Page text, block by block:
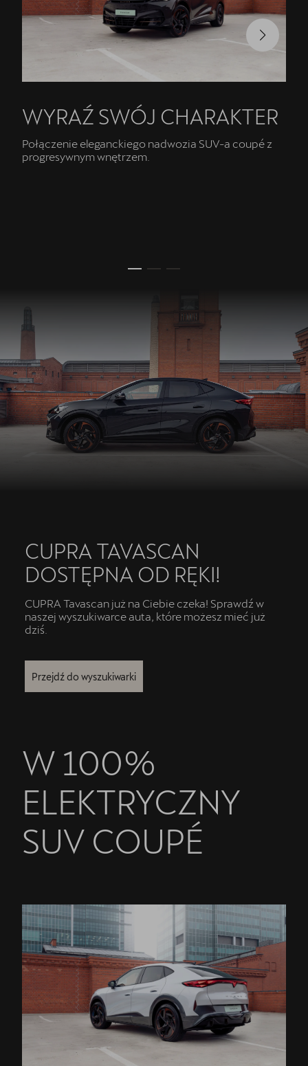
WYRAŹ SWÓJ CHARAKTER
Połączenie eleganckiego nadwozia SUV-a coupé z
progresywnym wnętrzem.
CUPRA TAVASCAN
DOSTĘPNA OD RĘKI!
CUPRA Tavascan już na Ciebie czeka! Sprawdź w
naszej wyszukiwarce auta, które możesz mieć już
dziś.
Przejdź do wyszukiwarki
W 100%
ELEKTRYCZNY
SUV COUPÉ